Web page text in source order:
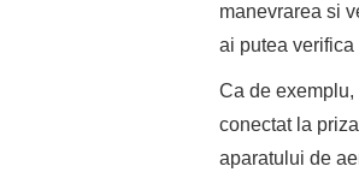
manevrarea si
ai putea verifica
Ca de
conectat la
aparatului de